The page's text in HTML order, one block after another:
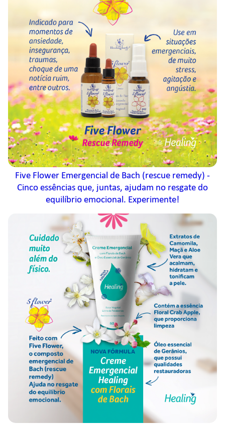
Five Flower Emergencial de Bach (rescue remedy) -
Cinco essências que, juntas, ajudam no resgate do
equilíbrio emocional. Experimente!